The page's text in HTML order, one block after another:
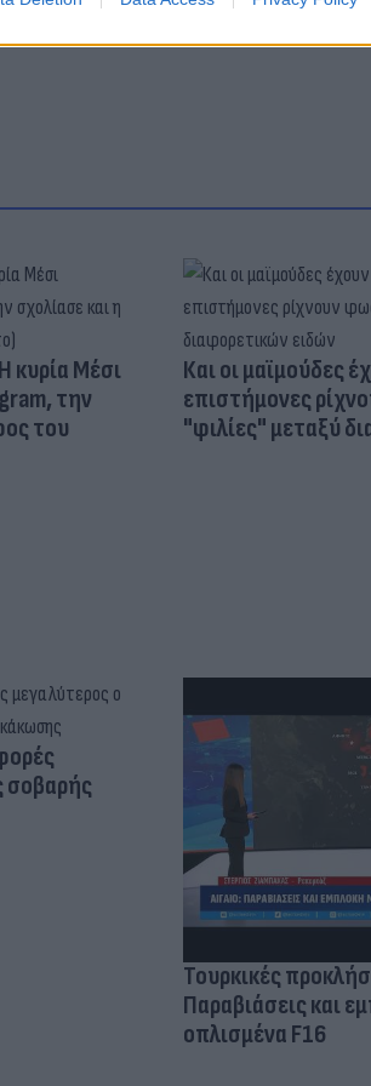
κυρία Μέσι
την
του
Και οι μαϊμούδες
επιστήμονες
"φιλίες" μεταξύ
σοβαρής
Τουρκικές
Παραβιάσεις και
οπλισμένα F16